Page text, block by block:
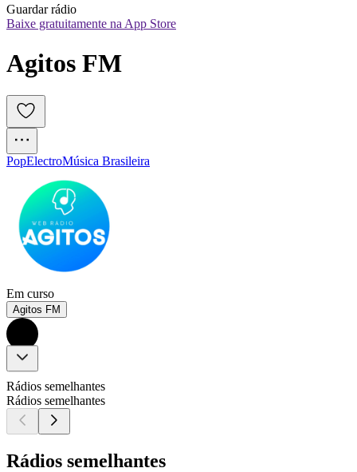
Guardar rádio
Baixe gratuitamente na App Store
Agitos FM
PopElectroMúsica Brasileira
Em curso
Agitos FM
Rádios semelhantes
Rádios semelhantes
Rádios semelhantes